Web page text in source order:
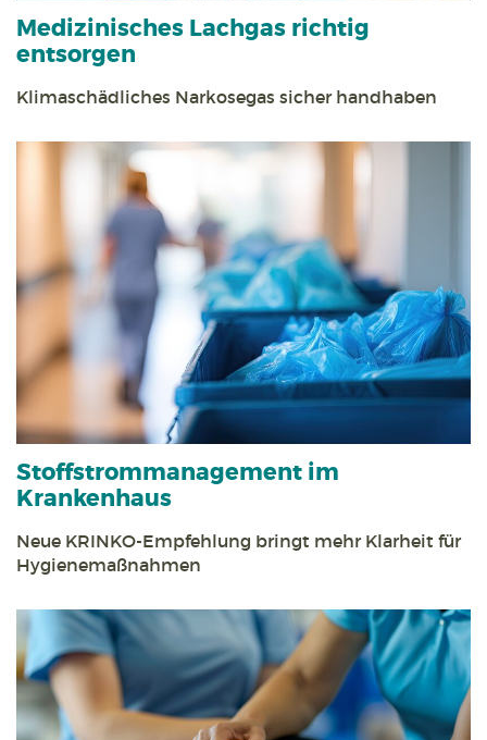
Medizinisches Lachgas richtig
entsorgen
Klimaschädliches Narkosegas sicher handhaben
Stoff­strom­management im
Krankenhaus
Neue KRINKO-Empfehlung bringt mehr Klarheit für
Hygienemaßnahmen